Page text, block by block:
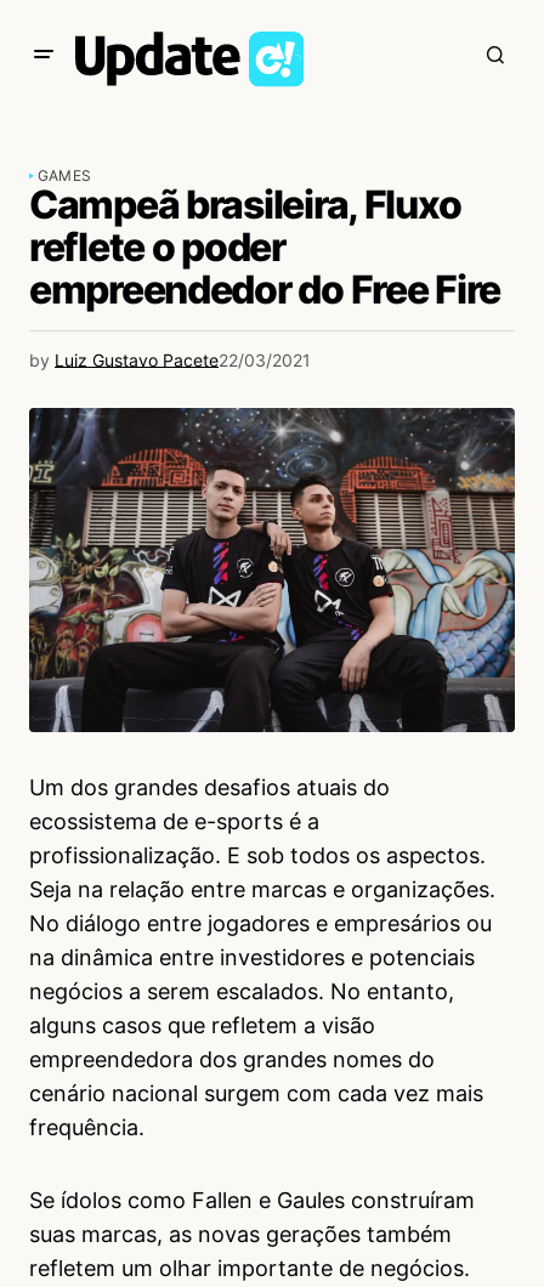
GAMES
Campeã brasileira, Fluxo
reflete o poder
empreendedor do Free Fire
by Luiz Gustavo Pacete22/03/2021
Um dos grandes desafios atuais do
ecossistema de e-sports é a
profissionalização. E sob todos os aspectos.
Seja na relação entre marcas e organizações.
No diálogo entre jogadores e empresários ou
na dinâmica entre investidores e potenciais
negócios a serem escalados. No entanto,
alguns casos que refletem a visão
empreendedora dos grandes nomes do
cenário nacional surgem com cada vez mais
frequência.
Se ídolos como Fallen e Gaules construíram
suas marcas, as novas gerações também
refletem um olhar importante de negócios.